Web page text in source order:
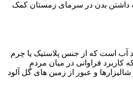
داشتن بدن در سرمای زمستان کمک
آب است که از جنس پلاستیک یا چرم
کاربرد فراوانی در میان مردم
شالیزارها و عبور از زمین های گل آلود